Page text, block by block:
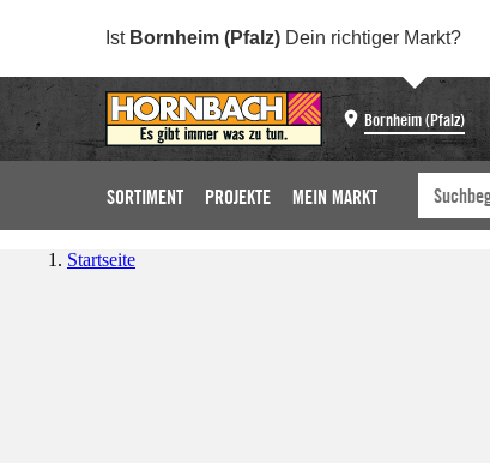
Ist Bornheim (Pfalz) Dein richtiger Markt?
Bornheim (Pfalz)
SORTIMENT PROJEKTE MEIN MARKT
Startseite